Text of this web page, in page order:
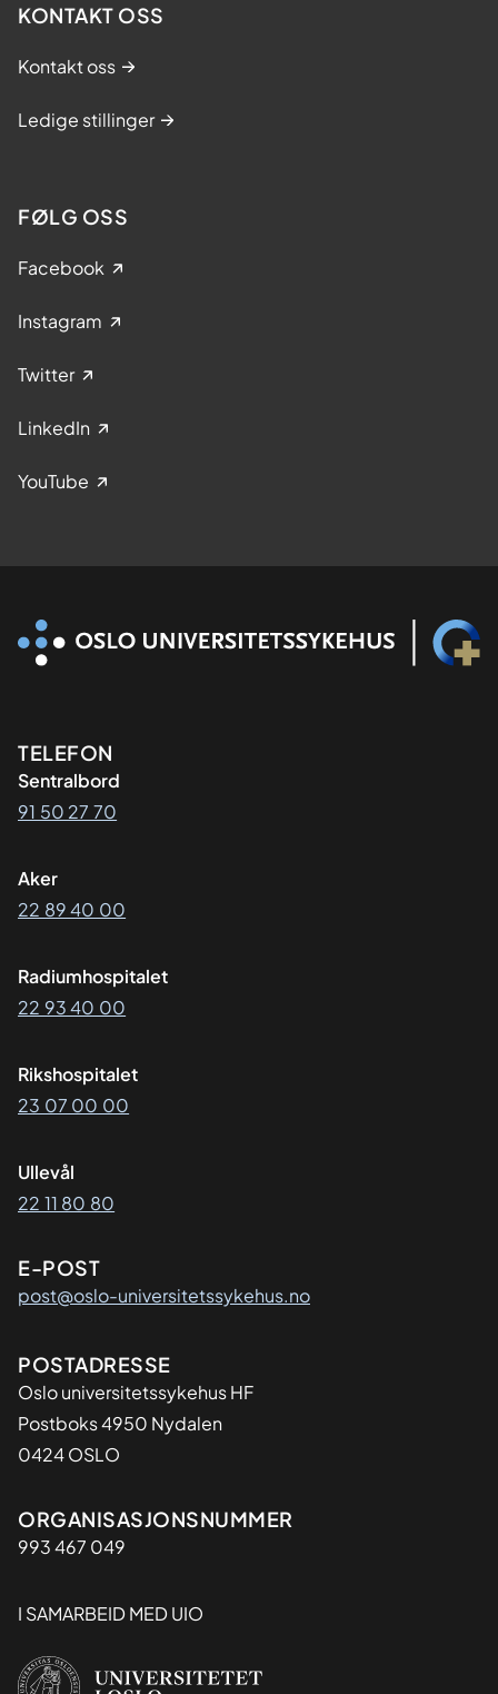
KONTAKT OSS
Kontakt oss
Ledige stillinger
FØLG OSS
Facebook
Instagram
Twitter
LinkedIn
YouTube
Kontaktinformasjon
TELEFON
Sentralbord
91 50 27 70
Aker
22 89 40 00
Radiumhospitalet
22 93 40 00
Rikshospitalet
23 07 00 00
Ullevål
22 11 80 80
E-POST
post@oslo-universitetssykehus.no
Adresse
POSTADRESSE
Oslo universitetssykehus HF
Postboks 4950 Nydalen
0424 OSLO
Organisasjon
ORGANISASJONSNUMMER
993 467 049
I SAMARBEID MED UIO